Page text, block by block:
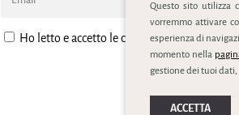
Ho letto e accetto le condizione della
Questo sito utilizza
vorremmo attivare
esperienza di
momento nella
gestione dei tuoi
ACCETTA